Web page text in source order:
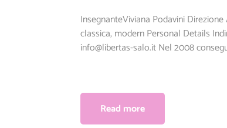
InsegnanteViviana Podavini
classica, modern Personal Details
info@libertas-salo.itNel 2008
Read more